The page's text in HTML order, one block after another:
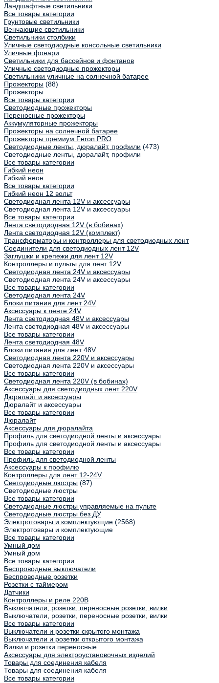
Ландшафтные светильники
Все товары категории
Грунтовые светильники
Венчающие светильники
Светильники столбики
Уличные светодиодные консольные светильники
Уличные фонари
Светильники для бассейнов и фонтанов
Уличные светодиодные прожекторы
Светильники уличные на солнечной батарее
Прожекторы (88)
Прожекторы
Все товары категории
Светодиодные прожекторы
Переносные прожекторы
Аккумуляторные прожекторы
Прожекторы на солнечной батарее
Прожекторы премиум Feron.PRO
Светодиодные ленты, дюралайт, профили (473)
Светодиодные ленты, дюралайт, профили
Все товары категории
Гибкий неон
Гибкий неон
Все товары категории
Гибкий неон 12 вольт
Светодиодная лента 12V и аксессуары
Светодиодная лента 12V и аксессуары
Все товары категории
Лента светодиодная 12V (в бобинах)
Лента светодиодная 12V (комплект)
Трансформаторы и контроллеры для светодиодных лент
Соединители для светодиодных лент 12V
Заглушки и крепежи для лент 12V
Контроллеры и пульты для лент 12V
Светодиодная лента 24V и аксессуары
Светодиодная лента 24V и аксессуары
Все товары категории
Светодиодная лента 24V
Блоки питания для лент 24V
Аксессуары к ленте 24V
Лента светодиодная 48V и аксессуары
Лента светодиодная 48V и аксессуары
Все товары категории
Лента светодиодная 48V
Блоки питания для лент 48V
Светодиодная лента 220V и аксессуары
Светодиодная лента 220V и аксессуары
Все товары категории
Светодиодная лента 220V (в бобинах)
Аксессуары для светодиодных лент 220V
Дюралайт и аксессуары
Дюралайт и аксессуары
Все товары категории
Дюралайт
Аксессуары для дюралайта
Профиль для светодиодной ленты и аксессуары
Профиль для светодиодной ленты и аксессуары
Все товары категории
Профиль для светодиодной ленты
Аксессуары к профилю
Контроллеры для лент 12-24V
Светодиодные люстры (87)
Светодиодные люстры
Все товары категории
Светодиодные люстры управляемые на пульте
Светодиодные люстры без ДУ
Электротовары и комплектующие (2568)
Электротовары и комплектующие
Все товары категории
Умный дом
Умный дом
Все товары категории
Беспроводные выключатели
Беспроводные розетки
Розетки с таймером
Датчики
Контроллеры и реле 220В
Выключатели, розетки, переносные розетки, вилки
Выключатели, розетки, переносные розетки, вилки
Все товары категории
Выключатели и розетки скрытого монтажа
Выключатели и розетки открытого монтажа
Вилки и розетки переносные
Аксессуары для электроустановочных изделий
Товары для соединения кабеля
Товары для соединения кабеля
Все товары категории